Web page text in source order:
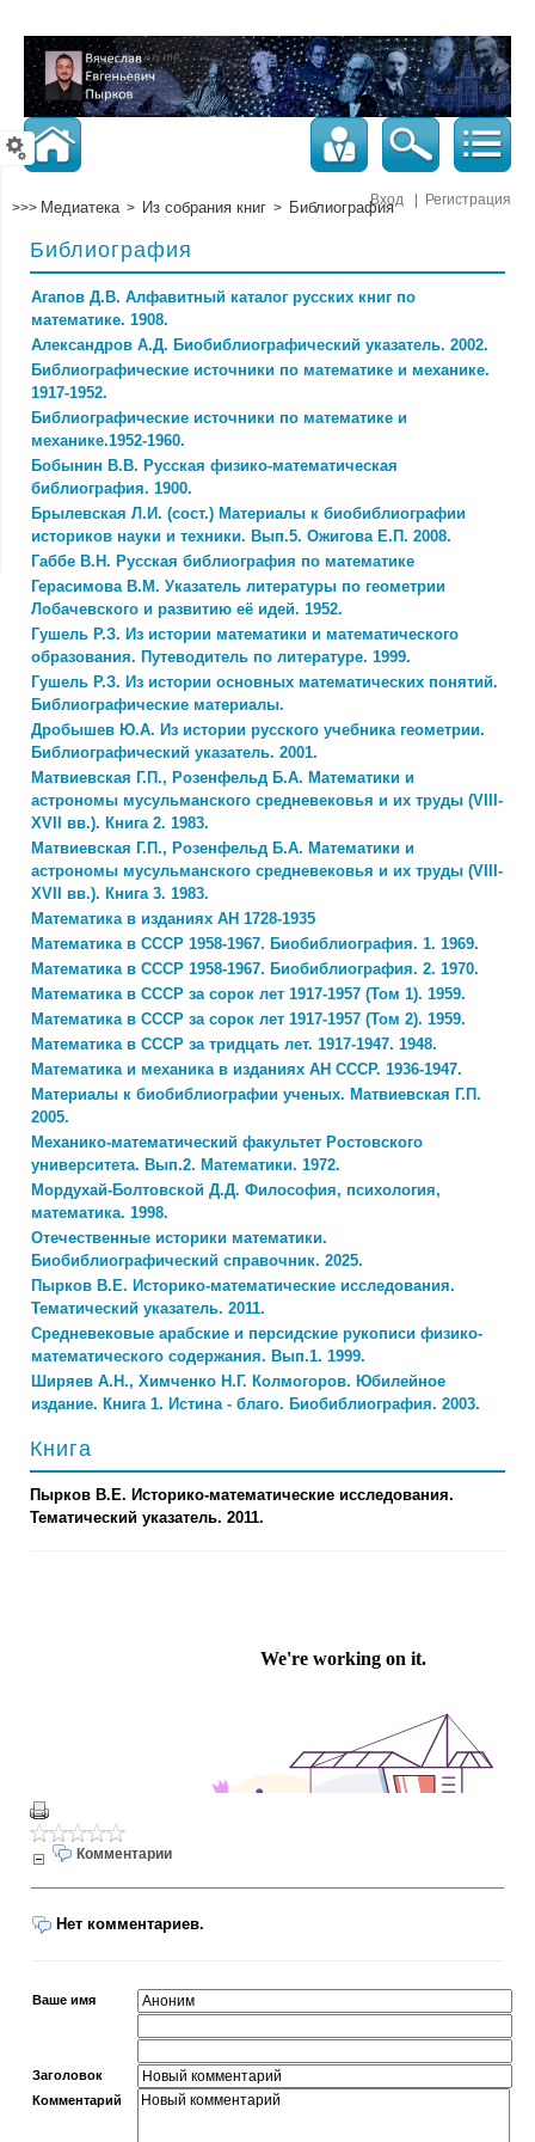
Вход Регистрация
>>> Медиатека> Из собрания книг > Библиография
Библиография
Агапов Д.В. Алфавитный каталог русских книг по
математике. 1908.
Александров А.Д. Биобиблиографический указатель. 2002.
Библиографические источники по математике и механике.
1917-1952.
Библиографические источники по математике и
механике.1952-1960.
Бобынин В.В. Русская физико-математическая
библиография. 1900.
Брылевская Л.И. (сост.) Материалы к биобиблиографии
историков науки и техники. Вып.5. Ожигова Е.П. 2008.
Габбе В.Н. Русская библиография по математике
Герасимова В.М. Указатель литературы по геометрии
Лобачевского и развитию её идей. 1952.
Гушель Р.З. Из истории математики и математического
образования. Путеводитель по литературе. 1999.
Гушель Р.З. Из истории основных математических понятий.
Библиографические материалы.
Дробышев Ю.А. Из истории русского учебника геометрии.
Библиографический указатель. 2001.
Матвиевская Г.П., Розенфельд Б.А. Математики и
астрономы мусульманского средневековья и их труды (VIII-
XVII вв.). Книга 2. 1983.
Матвиевская Г.П., Розенфельд Б.А. Математики и
астрономы мусульманского средневековья и их труды (VIII-
XVII вв.). Книга 3. 1983.
Математика в изданиях АН 1728-1935
Математика в СССР 1958-1967. Биобиблиография. 1. 1969.
Математика в СССР 1958-1967. Биобиблиография. 2. 1970.
Математика в СССР за сорок лет 1917-1957 (Том 1). 1959.
Математика в СССР за сорок лет 1917-1957 (Том 2). 1959.
Математика в СССР за тридцать лет. 1917-1947. 1948.
Математика и механика в изданиях АН СССР. 1936-1947.
Материалы к биобиблиографии ученых. Матвиевская Г.П.
2005.
Механико-математический факультет Ростовского
университета. Вып.2. Математики. 1972.
Мордухай-Болтовской Д.Д. Философия, психология,
математика. 1998.
Отечественные историки математики.
Биобиблиографический справочник. 2025.
Пырков В.Е. Историко-математические исследования.
Тематический указатель. 2011.
Средневековые арабские и персидские рукописи физико-
математического содержания. Вып.1. 1999.
Ширяев А.Н., Химченко Н.Г. Колмогоров. Юбилейное
издание. Книга 1. Истина - благо. Биобиблиография. 2003.
Книга
Пырков В.Е. Историко-математические исследования.
Тематический указатель. 2011.
Комментарии
Нет комментариев.
Ваше имя
Заголовок
Комментарий